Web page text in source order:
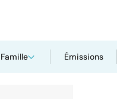
Famille Émissions